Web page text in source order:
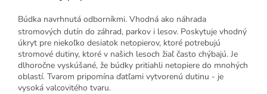
Búdka navrhnutá odborníkmi. Vhodná ako náhrada
stromových dutín do záhrad, parkov i lesov. Poskytuje vhodný
úkryt pre niekoľko desiatok netopierov, ktoré potrebujú
stromové dutiny, ktoré v našich lesoch žiaľ často chýbajú. Je
dlhoročne vyskúšané, že búdky pritiahli netopiere do mnohých
oblastí. Tvarom pripomína ďatľami vytvorenú dutinu - je
vysoká valcovitého tvaru.